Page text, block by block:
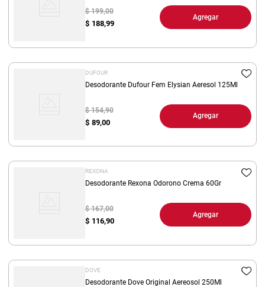
$ 188,99
$ 199,00
Agregar
DUFOUR
Desodorante Dufour Fem Elysian Aeresol 125Ml
$ 89,00
$ 154,90
Agregar
REXONA
Desodorante Rexona Odorono Crema 60Gr
$ 116,90
$ 167,00
Agregar
DOVE
Desodorante Dove Original Aereosol 250Ml